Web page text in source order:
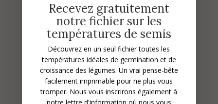
Récolte du maïs doux :
suivez le guide !
Recevez gratuitement
notre fichier sur les
températures de semis
Découvrez en un seul fichier toutes les
températures idéales de germination et de
croissance des légumes. Un vrai pense-bête
facilement imprimable pour ne plus vous
tromper. Nous vous inscrirons également à